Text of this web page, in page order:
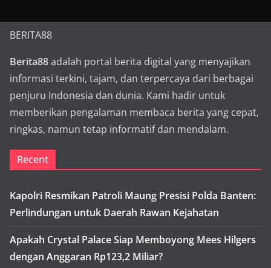
BERITA88
Berita88adalah portal berita digital yang menyajikan
informasi terkini, tajam, dan terpercaya dari berbagai
penjuru Indonesia dan dunia. Kami hadir untuk
memberikan pengalaman membaca berita yang cepat,
ringkas, namun tetap informatif dan mendalam.
Recent
Kapolri Resmikan Patroli Maung Presisi Polda Banten:
Perlindungan untuk Daerah Rawan Kejahatan
Apakah Crystal Palace Siap Memboyong Mees Hilgers
dengan Anggaran Rp123,2 Miliar?